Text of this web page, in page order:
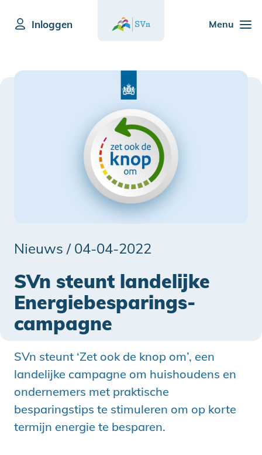
Menu
Inloggen
Nieuws / 04-04-2022
SVn steunt landelijke
Energiebesparings­
campagne
SVn steunt ‘Zet ook de knop om’, een
landelijke campagne om huishoudens en
ondernemers met praktische
besparingstips te stimuleren om op korte
termijn energie te besparen.